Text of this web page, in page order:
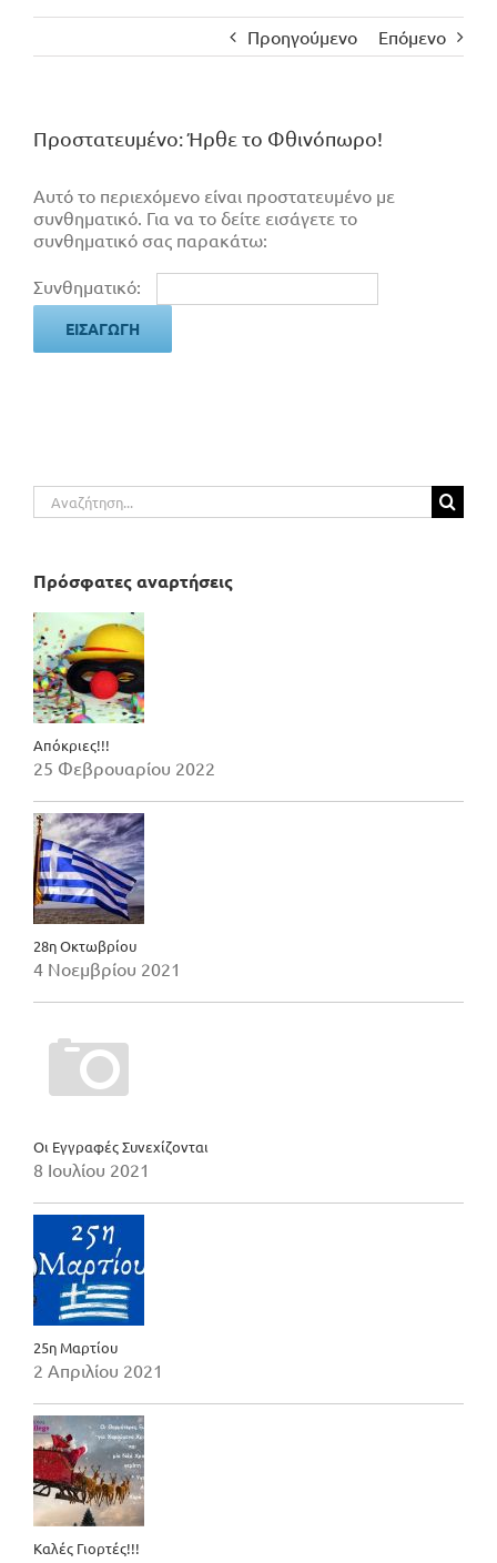
Προηγούμενο Επόμενο
Πρoστατευμένο: Ήρθε το Φθινόπωρο!
Αυτό το περιεχόμενο είναι προστατευμένο με
συνθηματικό. Για να το δείτε εισάγετε το
συνθηματικό σας παρακάτω:
Συνθηματικό:
Αναζήτηση
για:
Πρόσφατες αναρτήσεις
Απόκριες!!!
25 Φεβρουαρίου 2022
28η Οκτωβρίου
4 Νοεμβρίου 2021
Οι Εγγραφές Συνεχίζονται
8 Ιουλίου 2021
25η Μαρτίου
2 Απριλίου 2021
Καλές Γιορτές!!!